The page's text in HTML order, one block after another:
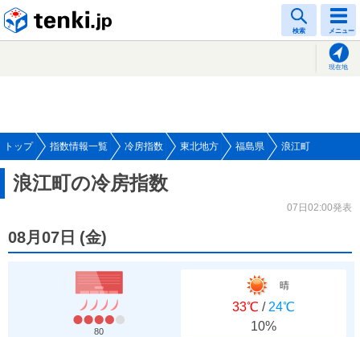
検索 メニュー
現在地
トップ 指数情報一覧 冷房指数 東北地方 福島県 浪江町
浪江町の冷房指数
07日02:00発表
08月07日 (金)
80
晴
33℃ / 24℃
10%